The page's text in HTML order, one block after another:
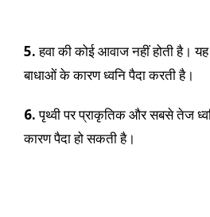
5.हवा की कोई आवाज नहीं होती है।
बाधाओं के कारण ध्वनि पैदा करती है।
6.पृथ्वी पर प्राकृतिक और सबसे तेज
कारण पैदा हो सकती है।